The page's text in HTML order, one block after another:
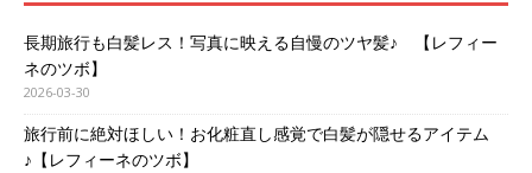
長期旅行も白髪レス！写真に映える自慢のツヤ髪♪ 【レフィー
ネのツボ】
2026-03-30
旅行前に絶対ほしい！お化粧直し感覚で白髪が隠せるアイテム
♪【レフィーネのツボ】